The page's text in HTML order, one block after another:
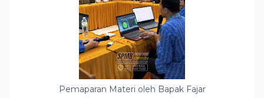
Pemaparan Materi oleh Bapak Fajar